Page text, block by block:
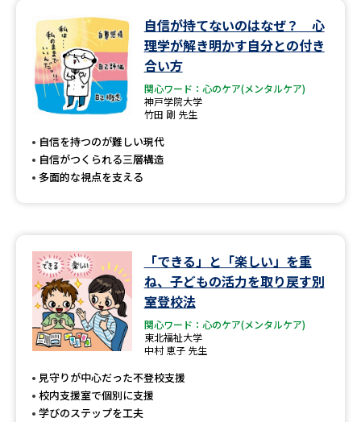
学問の教科書 夢ナビライブ
ユーザーサポート
Ｑ＆Ａ よくあるご質問
資料の料金の
特定商取引表記
テレメール進学カタログ
訂正のご案内
自信が持てないのはなぜ？ 心
理学が解き明かす自分との付き
合い方
関心ワード：心のケア(メンタルケア)
神戸学院大学
竹田 剛 先生
自信を持つのが難しい現代
自信がつくられる三層構造
多面的な視点を支える
「できる」と「楽しい」を重
ね、子どもの活力を取り戻す別
室登校法
関心ワード：心のケア(メンタルケア)
東北福祉大学
中村 恵子 先生
見守りが中心だった不登校支援
校内支援室で個別に支援
学びのステップを工夫